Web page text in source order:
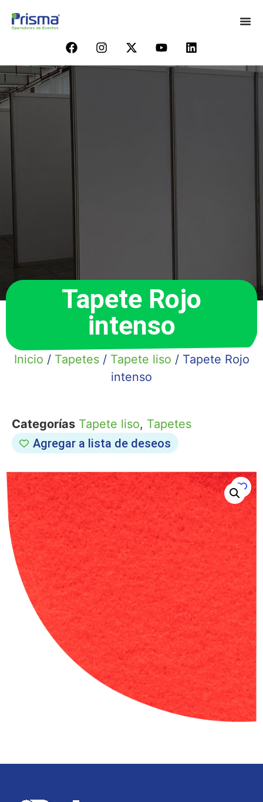
Tapete Rojo
intenso
Inicio / Tapetes/ Tapete liso / Tapete Rojo
intenso
Categorías Tapete liso, Tapetes
Agregar a lista de deseos